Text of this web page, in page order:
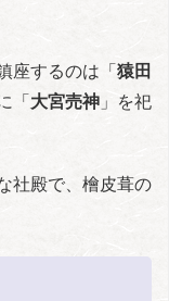
座するのは「猿田
「大宮売神 」を祀
社殿で、檜皮葺の